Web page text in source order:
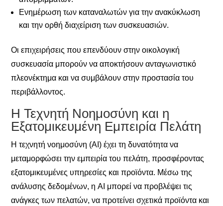
Ενημέρωση των καταναλωτών για την ανακύκλωση
και την ορθή διαχείριση των συσκευασιών.
Οι επιχειρήσεις που επενδύουν στην οικολογική
συσκευασία μπορούν να αποκτήσουν ανταγωνιστικό
πλεονέκτημα και να συμβάλουν στην προστασία του
περιβάλλοντος.
Η Τεχνητή Νοημοσύνη και η
Εξατομικευμένη Εμπειρία Πελάτη
Η τεχνητή νοημοσύνη (AI) έχει τη δυνατότητα να
μεταμορφώσει την εμπειρία του πελάτη, προσφέροντας
εξατομικευμένες υπηρεσίες και προϊόντα. Μέσω της
ανάλυσης δεδομένων, η AI μπορεί να προβλέψει τις
ανάγκες των πελατών, να προτείνει σχετικά προϊόντα και